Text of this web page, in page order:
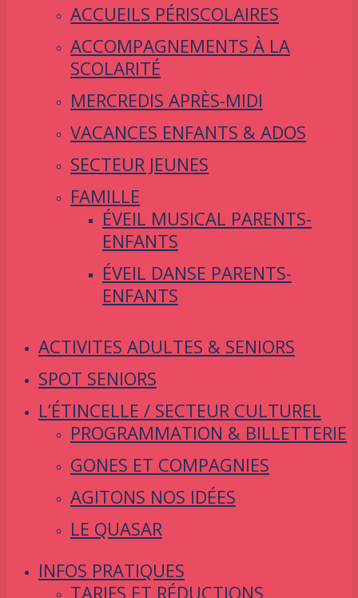
ACCUEILS PÉRISCOLAIRES
ACCOMPAGNEMENTS À LA
SCOLARITÉ
MERCREDIS APRÈS-MIDI
VACANCES ENFANTS & ADOS
SECTEUR JEUNES
FAMILLE
ÉVEIL MUSICAL PARENTS-
ENFANTS
ÉVEIL DANSE PARENTS-
ENFANTS
ACTIVITES ADULTES & SENIORS
SPOT SENIORS
L’ÉTINCELLE / SECTEUR CULTUREL
PROGRAMMATION & BILLETTERIE
GONES ET COMPAGNIES
AGITONS NOS IDÉES
LE QUASAR
INFOS PRATIQUES
TARIFS ET RÉDUCTIONS